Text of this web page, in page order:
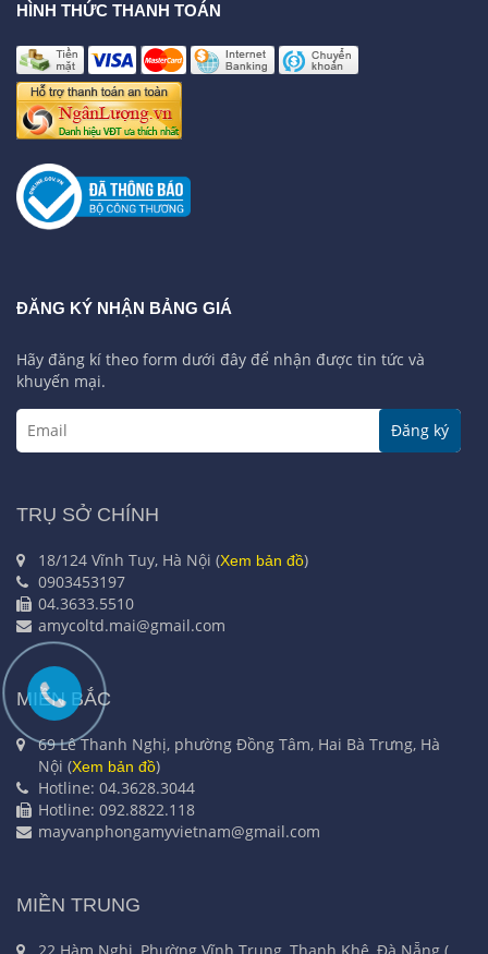
HÌNH THỨC THANH TOÁN
ĐĂNG KÝ NHẬN BẢNG GIÁ
Hãy đăng kí theo form dưới đây để nhận được tin tức và
khuyến mại.
Đăng ký
TRỤ SỞ CHÍNH
18/124 Vĩnh Tuy, Hà Nội (Xem bản đồ)
0903453197
04.3633.5510
amycoltd.mai@gmail.com
MIỀN BẮC
69 Lê Thanh Nghị, phường Đồng Tâm, Hai Bà Trưng, Hà
Nội (Xem bản đồ)
Hotline: 04.3628.3044
Hotline: 092.8822.118
mayvanphongamyvietnam@gmail.com
MIỀN TRUNG